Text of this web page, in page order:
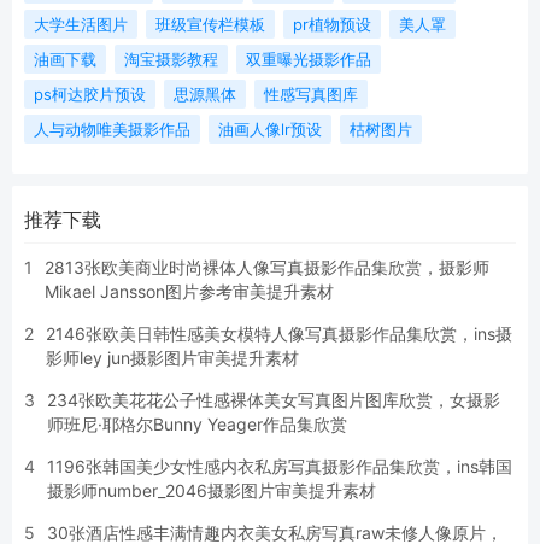
大学生活图片
班级宣传栏模板 pr植物预设
美人罩
油画下载
淘宝摄影教程
双重曝光摄影作品
ps柯达胶片预设
思源黑体
性感写真图库
人与动物唯美摄影作品
油画人像lr预设 枯树图片
推荐下载
1
2813张欧美商业时尚裸体人像写真摄影作品集欣赏，摄影师
Mikael Jansson图片参考审美提升素材
2
2146张欧美日韩性感美女模特人像写真摄影作品集欣赏，ins摄
影师ley jun摄影图片审美提升素材
3
234张欧美花花公子性感裸体美女写真图片图库欣赏，女摄影
师班尼·耶格尔Bunny Yeager作品集欣赏
4
1196张韩国美少女性感内衣私房写真摄影作品集欣赏，ins韩国
摄影师number_2046摄影图片审美提升素材
5
30张酒店性感丰满情趣内衣美女私房写真raw未修人像原片，